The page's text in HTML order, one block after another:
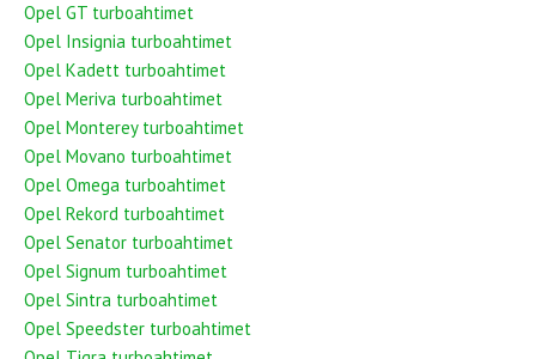
Opel GT turboahtimet
Opel Insignia turboahtimet
Opel Kadett turboahtimet
Opel Meriva turboahtimet
Opel Monterey turboahtimet
Opel Movano turboahtimet
Opel Omega turboahtimet
Opel Rekord turboahtimet
Opel Senator turboahtimet
Opel Signum turboahtimet
Opel Sintra turboahtimet
Opel Speedster turboahtimet